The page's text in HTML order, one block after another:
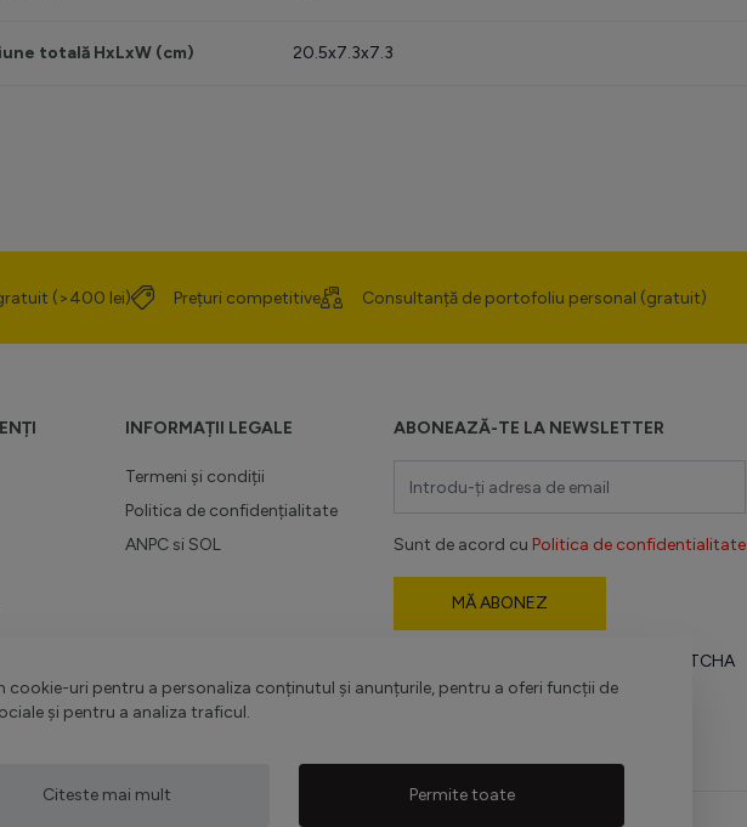
cookie-uri pentru a personaliza conținutul și anunțurile, pentru a oferi funcții de
și pentru a analiza traficul.
Citeste mai mult Permite toate
totală HxLxW (cm) 20.5x7.3x7.3
(>400 lei) Prețuri competitive Consultanță de portofoliu personal (gratuit)
INFORMAȚII LEGALE
Termeni și condiții
Politica de confidențialitate
ANPC si SOL
ABONEAZĂ-TE LA NEWSLETTER
Sunt de acord cu Politica de confidentialitate
MĂ ABONEZ
Acest formular este protejat de reCAPTCHA
-Politica de confidențialitate Google